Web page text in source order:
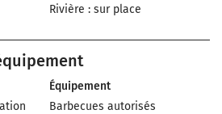
Rivière : sur place
Équipement
Barbecues autorisés